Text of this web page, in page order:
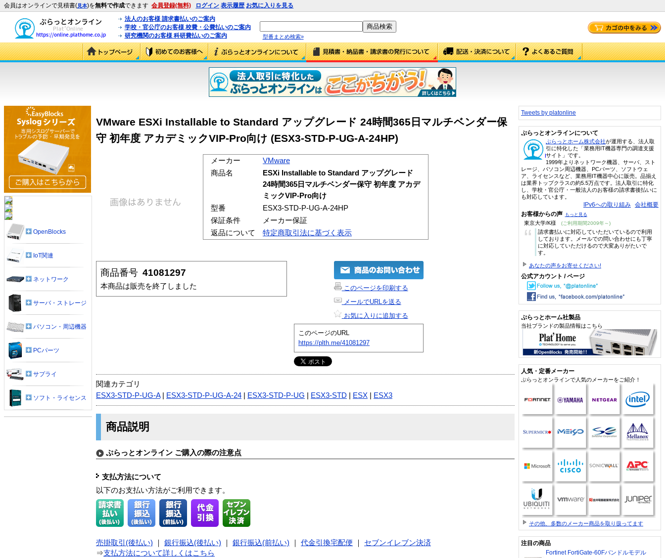
会員はオンラインで見積書(見本)を無料で作成できます 会員登録(無料) ログイン 表示履歴 お気に入りを見る
法人のお客様 請求書払いのご案内
学校・官公庁のお客様 校費・公費払いのご案内
研究機関のお客様 科研費払いのご案内
型番まとめ検索»
VMware ESXi Installable to Standard アップグレード 24時間365日マルチベンダー保
守 初年度 アカデミックVIP-Pro向け (ESX3-STD-P-UG-A-24HP)
メーカー
VMware
商品名
ESXi Installable to Standard アップグレード
24時間365日マルチベンダー保守 初年度 アカデ
ミックVIP-Pro向け
型番
ESX3-STD-P-UG-A-24HP
保証条件
メーカー保証
返品について
特定商取引法に基づく表示
商品番号 41081297
本商品は販売を終了しました
このページを印刷する
メールでURLを送る
お気に入りに追加する
このページのURL
https://plth.me/41081297
関連カテゴリ
ESX3-STD-P-UG-A| ESX3-STD-P-UG-A-24 ESX3-STD-P-UG ESX3-STD ESX ESX3
商品説明
ぷらっとオンライン ご購入の際の注意点
支払方法について
以下のお支払い方法がご利用できます。
売掛取引(後払い) 銀行振込(後払い) 銀行振込(前払い) 代金引換宅配便
セブンイレブン決済
⇒支払方法について詳しくはこちら
OpenBlocks
IoT関連
ネットワーク
サーバ・ストレージ
パソコン・周辺機器
PCパーツ
サプライ
ソフト・ライセンス
Tweets by platonline
ぷらっとオンラインについて
ぷらっとホーム株式会社が運用する、法人取
引に特化した「業務用IT機器専門の調達支援
サイト」です。
1999年よりネットワーク機器、サーバ、スト
レージ、パソコン周辺機器、PCパーツ、ソフトウェ
ア、ライセンスなど、業務用IT機器中心に販売。品揃え
は業界トップクラスの約5.5万点です。法人取引に特化
し、学校・官公庁・一般法人のお客様の請求書後払いに
も対応しています。
IPv6への取り組み 会社概要
お客様からの声 もっと見る
東京大学/K様 (ご利用期間2009年～)
“
請求書払いに対応していただいているので利用
しております。メールでの問い合わせにも丁寧
に対応していただけるので大変ありがたいで
す。
あなたの声をお寄せください!
公式アカウント / ページ
ぷらっとホーム社製品
当社ブランドの製品情報はこちら
人気・定番メーカー
ぷらっとオンラインで人気のメーカーをご紹介！
その他、多数のメーカー商品を取り扱ってます
注目の商品
Fortinet FortiGate-60Fバンドルモデル